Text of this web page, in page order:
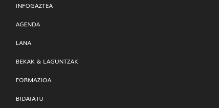
INFOGAZTEA
AGENDA
LANA
BEKAK & LAGUNTZAK
FORMAZIOA
BIDAIATU